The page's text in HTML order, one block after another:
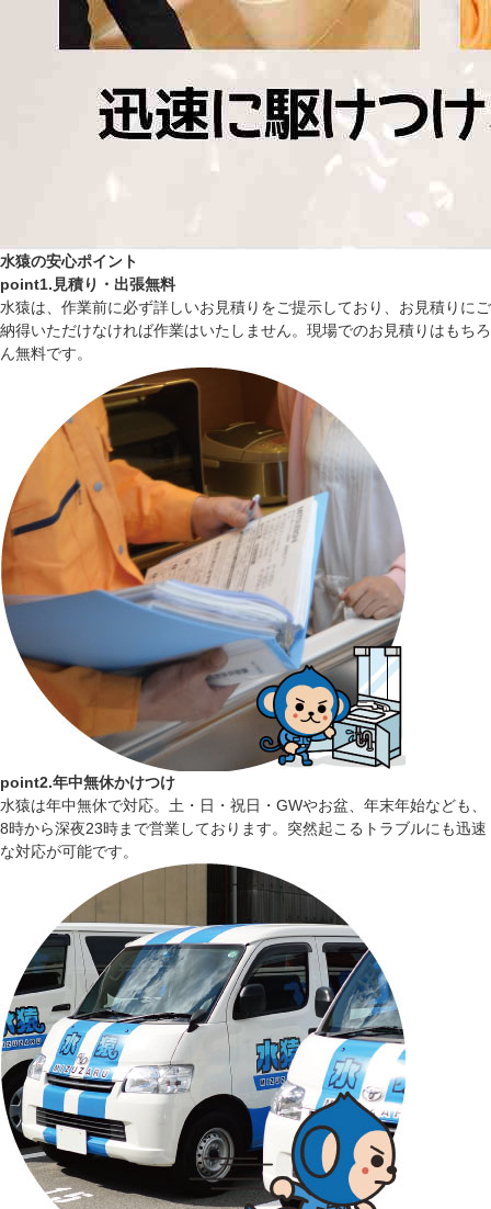
水猿の安心ポイント
point1.見積り・出張無料
水猿は、作業前に必ず詳しいお見積りをご提示しており、お見積りにご
納得いただけなければ作業はいたしません。現場でのお見積りはもちろ
ん無料です。
point2.年中無休かけつけ
水猿は年中無休で対応。土・日・祝日・GWやお盆、年末年始なども、
8時から深夜23時まで営業しております。突然起こるトラブルにも迅速
な対応が可能です。